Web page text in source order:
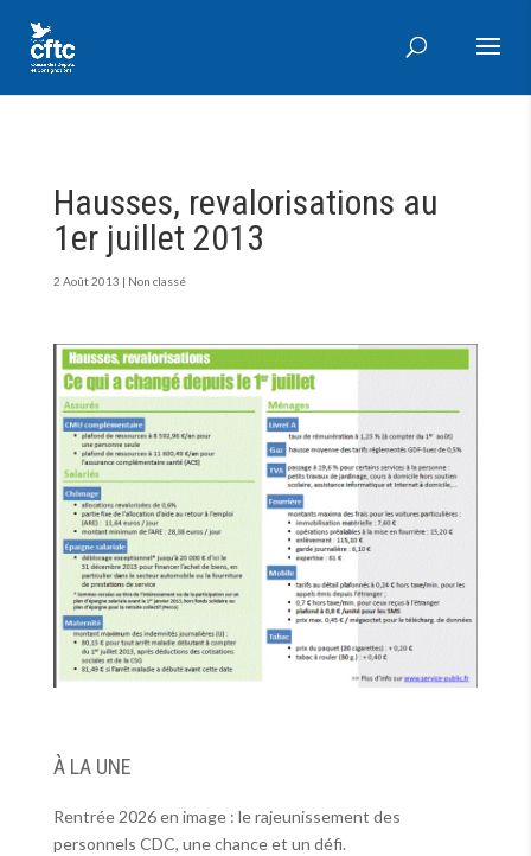
Hausses, revalorisations au
1er juillet 2013
2 Août 2013 | Non classé
À LA UNE
Rentrée 2026 en image : le rajeunissement des
personnels CDC, une chance et un défi.